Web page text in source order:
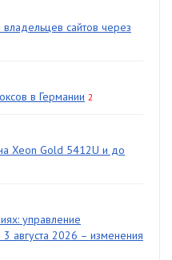
сайтов через
в Германии 2
Xeon Gold 5412U и до
управление
августа 2026 – изменения